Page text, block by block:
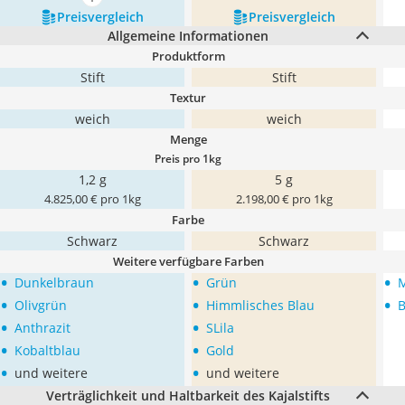
Preis­vergleich
Preis­vergleich
Allgemeine Informationen
Produktform
Stift Stift
Textur
weich weich
Menge
Preis pro 1kg
1,2 g
4.825,00 € pro 1kg
5 g
2.198,00 € pro 1kg
Farbe
Schwarz Schwarz
Weitere verfügbare Farben
• Dunkelbraun
• Olivgrün
• Anthrazit
• Kobaltblau
• und weitere
• Grün
• Himmlisches Blau
• SLila
• Gold
• und weitere
•
•
Verträglichkeit und Haltbarkeit des Kajalstifts